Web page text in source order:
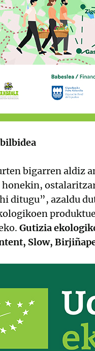
bigarren aldiz
ditugu”, azaldu
Gutizia
Slow,